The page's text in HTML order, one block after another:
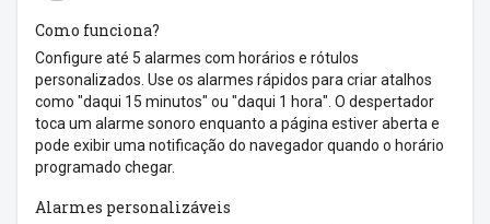
Como funciona?
Configure até 5 alarmes com horários e rótulos
personalizados. Use os alarmes rápidos para criar atalhos
como "daqui 15 minutos" ou "daqui 1 hora". O despertador
toca um alarme sonoro enquanto a página estiver aberta e
pode exibir uma notificação do navegador quando o horário
programado chegar.
Alarmes personalizáveis